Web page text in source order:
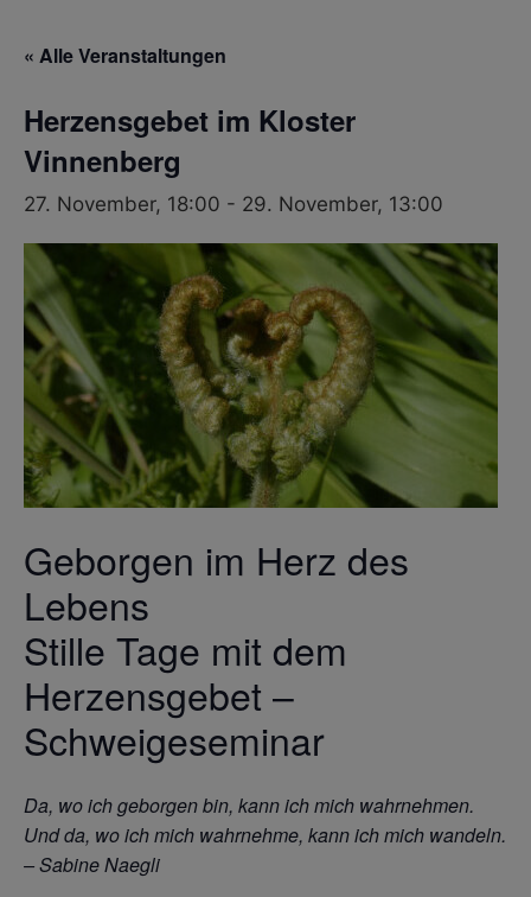
« Alle Veranstaltungen
Herzensgebet im Kloster
Vinnenberg
27. November, 18:00 - 29. November, 13:00
Geborgen im Herz des
Lebens
Stille Tage mit dem
Herzensgebet –
Schweigeseminar
Da, wo ich geborgen bin, kann ich mich wahrnehmen.
Und da, wo ich mich wahrnehme, kann ich mich wandeln.
– Sabine Naegli